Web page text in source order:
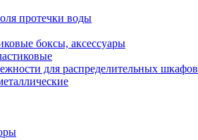
протечки воды
боксы, аксессуары
для распределительных шкафов